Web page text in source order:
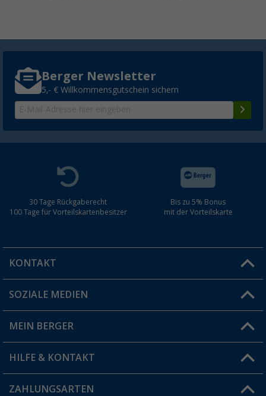
Berger Newsletter
5,- € Willkommensgutschein sichern
30 Tage Rückgaberecht
100 Tage für Vorteilskartenbesitzer
Bis zu 5% Bonus
mit der Vorteilskarte
KONTAKT
Du hast eine Frage?
Filiale finden
SOZIALE MEDIEN
MEIN BERGER
Vorteilskarte
Blog
HILFE & KONTAKT
FAQ & Kontakt
ZAHLUNGSARTEN